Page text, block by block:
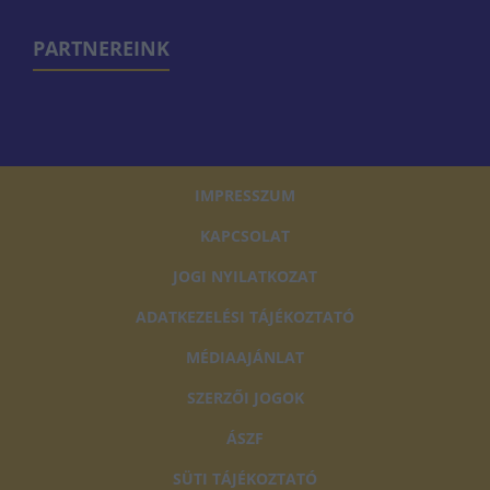
PARTNEREINK
IMPRESSZUM
KAPCSOLAT
JOGI NYILATKOZAT
ADATKEZELÉSI TÁJÉKOZTATÓ
MÉDIAAJÁNLAT
SZERZŐI JOGOK
ÁSZF
SÜTI TÁJÉKOZTATÓ